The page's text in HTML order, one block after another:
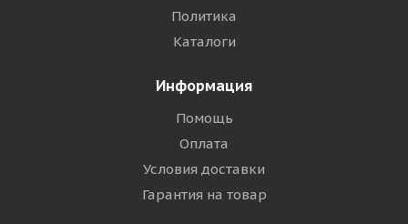
Политика
Каталоги
Информация
Помощь
Оплата
Условия доставки
Гарантия на товар